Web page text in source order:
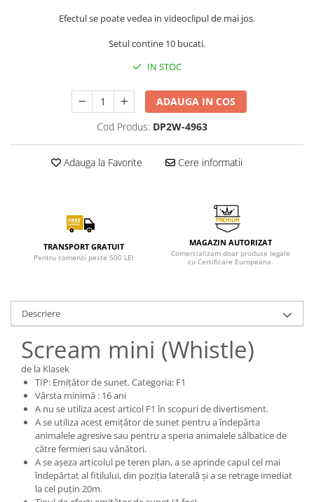
Efectul se poate vedea in videoclipul de mai jos.
Setul contine 10 bucati.
IN STOC
ADAUGA IN COS
Cod Produs: DP2W-4963
Adauga la Favorite Cere informatii
TRANSPORT GRATUIT
Pentru comenzi peste 500 LEI
MAGAZIN AUTORIZAT
Comercializam doar produse legale
cu Certificare Europeana.
Descriere
Scream mini (Whistle)
de la Klasek
TIP: Emițător de sunet. Categoria: F1
Vârsta minimă : 16 ani
A nu se utiliza acest articol F1 în scopuri de divertisment.
A se utiliza acest emițător de sunet pentru a îndepărta
animalele agresive sau pentru a speria animalele sălbatice de
către fermieri sau vânători.
A se așeza articolul pe teren plan, a se aprinde capul cel mai
îndepărtat al fitilului, din poziția laterală și a se retrage imediat
la cel puțin 20m.